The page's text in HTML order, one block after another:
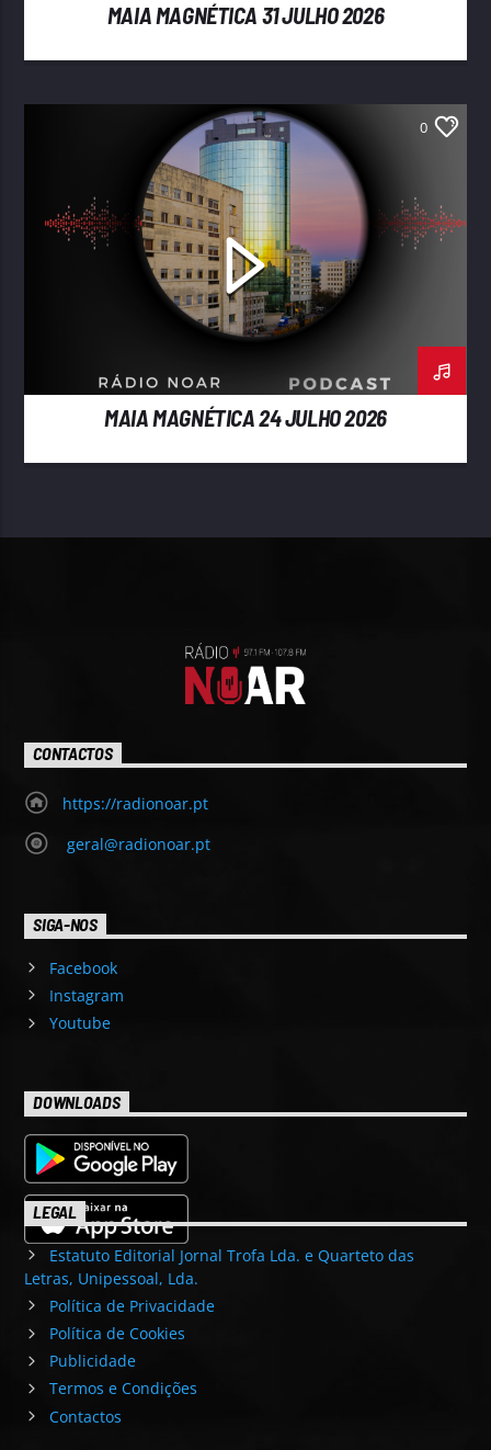
MAIA MAGNÉTICA 31 JULHO 2026
0
MAIA MAGNÉTICA 24 JULHO 2026
CONTACTOS
https://radionoar.pt
geral@radionoar.pt
SIGA-NOS
Facebook
Instagram
Youtube
DOWNLOADS
LEGAL
Estatuto Editorial Jornal Trofa Lda. e Quarteto das
Letras, Unipessoal, Lda.
Política de Privacidade
Política de Cookies
Publicidade
Termos e Condições
Contactos